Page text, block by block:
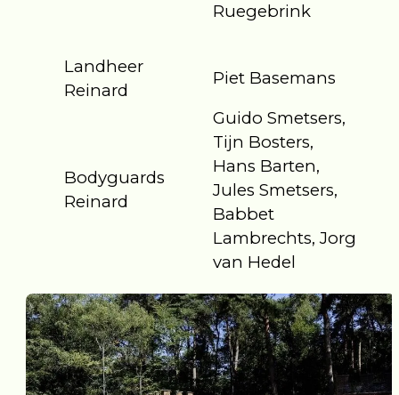
Ruegebrink
Landheer
Reinard
Piet Basemans
Bodyguards
Reinard
Guido Smetsers,
Tijn Bosters,
Hans Barten,
Jules Smetsers,
Babbet
Lambrechts, Jorg
van Hedel